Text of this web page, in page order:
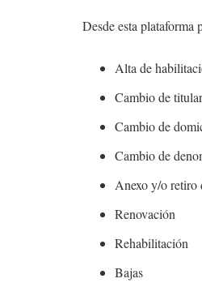
Desde esta plataforma
Alta de
Cambio de
Cambio de
Cambio de
Anexo y/o retiro
Renovación
Rehabilitación
Bajas